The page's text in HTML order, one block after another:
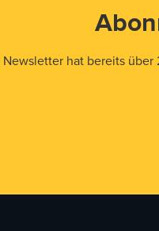
Newsletter hat bereits